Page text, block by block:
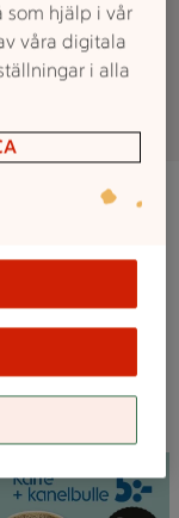
eller
är lagade och
bageri.
som hjälp i vår
våra digitala
i alla